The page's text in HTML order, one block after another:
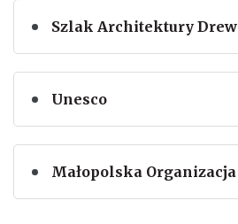
Szlak Architektury
Unesco
Małopolska